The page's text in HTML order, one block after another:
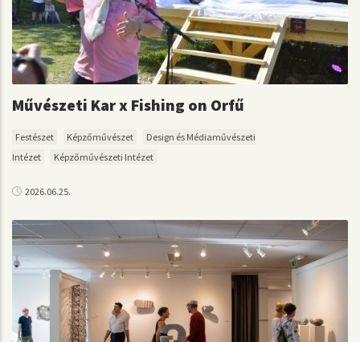
Művészeti Kar x Fishing on Orfű
Festészet Képzőművészet
Design és Médiaművészeti
Intézet
Képzőművészeti Intézet
2026.06.25.